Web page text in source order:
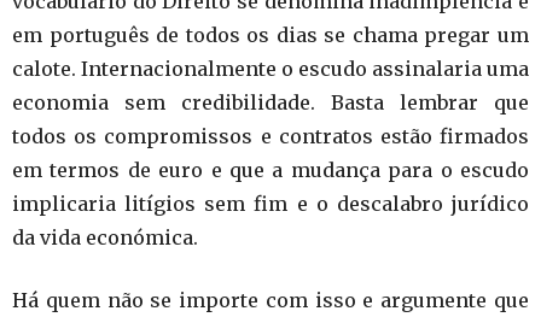
em português de todos os dias se chama pregar um
calote. Internacionalmente o escudo assinalaria uma
economia sem credibilidade. Basta lembrar que
todos os compromissos e contratos estão firmados
em termos de euro e que a mudança para o escudo
implicaria litígios sem fim e o descalabro jurídico
da vida económica.
Há quem não se importe com isso e argumente que